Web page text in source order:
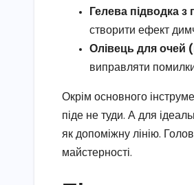
Гелева підводка з
створити ефект
Олівець для очей
виправляти
Окрім основного
піде не туди. А для
як допоміжну лінію.
майстерності.